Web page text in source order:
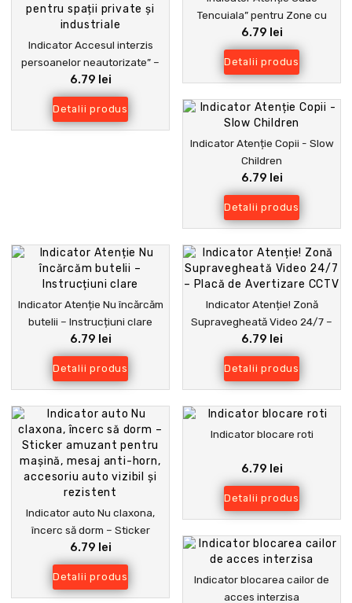
Indicator Accesul interzis
persoanelor neautorizate” –
Semnalizare securitate
pentru spații private și
industriale
6.79 lei
Detalii produs
Tencuiala” pentru Zone cu
Risc
6.79 lei
Detalii produs
Indicator Atenție Copii - Slow
Children
6.79 lei
Detalii produs
Indicator Atenție Nu încărcăm
butelii – Instrucțiuni clare
6.79 lei
Detalii produs
Indicator Atenție! Zonă
Supravegheată Video 24/7 –
Placă de Avertizare CCTV
6.79 lei
Detalii produs
Indicator auto Nu claxona,
încerc să dorm – Sticker
amuzant pentru mașină, mesaj
anti-horn, accesoriu auto
vizibil și rezistent
6.79 lei
Detalii produs
Indicator blocare roti
6.79 lei
Detalii produs
Indicator blocarea cailor de
acces interzisa